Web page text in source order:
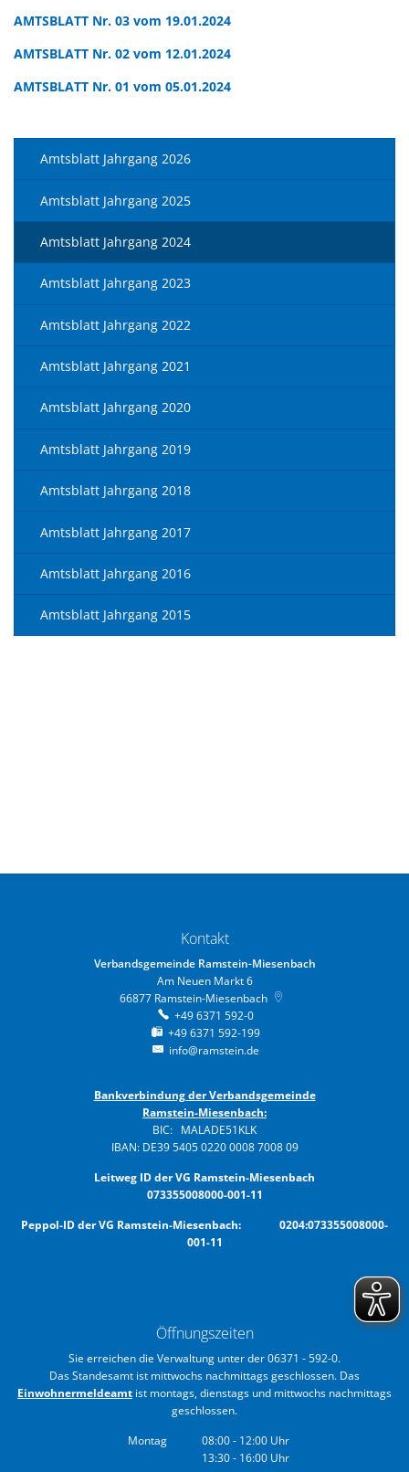
AMTSBLATT Nr. 03 vom 19.01.2024
AMTSBLATT Nr. 02 vom 12.01.2024
AMTSBLATT Nr. 01 vom 05.01.2024
Amtsblatt Jahrgang 2026
Amtsblatt Jahrgang 2025
Amtsblatt Jahrgang 2024
Amtsblatt Jahrgang 2023
Amtsblatt Jahrgang 2022
Amtsblatt Jahrgang 2021
Amtsblatt Jahrgang 2020
Amtsblatt Jahrgang 2019
Amtsblatt Jahrgang 2018
Amtsblatt Jahrgang 2017
Amtsblatt Jahrgang 2016
Amtsblatt Jahrgang 2015
Kontakt
Verbandsgemeinde Ramstein-Miesenbach
Am Neuen Markt 6
66877 Ramstein-Miesenbach
+49 6371 592-0
+49 6371 592-199
info@ramstein.de
Bankverbindung der Verbandsgemeinde
Ramstein-Miesenbach:
BIC: MALADE51KLK
IBAN: DE39 5405 0220 0008 7008 09
Leitweg ID der VG Ramstein-Miesenbach
073355008000-001-11
Peppol-ID der VG Ramstein-Miesenbach: 0204:073355008000-
001-11
Öffnungszeiten
Sie erreichen die Verwaltung unter der 06371 - 592-0.
Das Standesamt ist mittwochs nachmittags geschlossen. Das
Einwohnermeldeamt ist montags, dienstags und mittwochs nachmittags
geschlossen.
Montag
08:00- 12:00 Uhr
Von 08:00 bis 12:00 Uhr
13:30- 16:00 Uhr